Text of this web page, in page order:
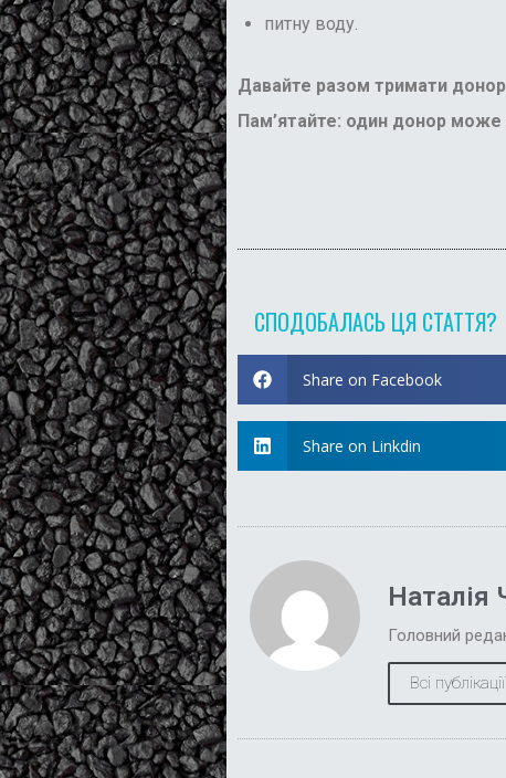
питну воду.
Давайте разом тримати
Пам’ятайте: один донор може
СПОДОБАЛАСЬ ЦЯ СТАТТЯ?
Share on Facebook
Share on Linkdin
Наталія
Головний
Всі публікації